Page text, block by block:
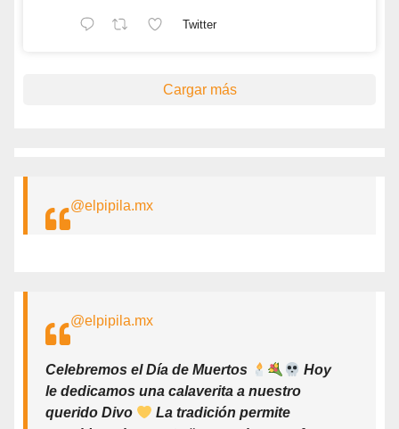
Twitter
Cargar más
@elpipila.mx
@elpipila.mx
Celebremos el Día de Muertos
Hoy
le dedicamos una calaverita a nuestro
querido Divo
La tradición permite